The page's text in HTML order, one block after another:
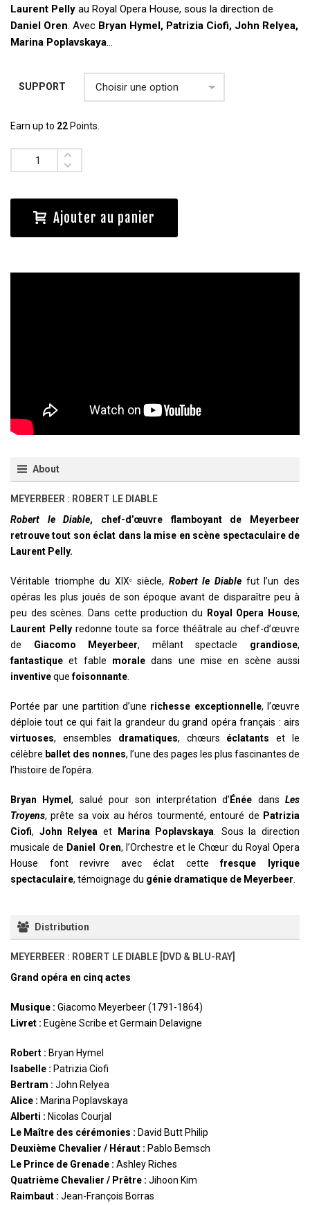
Laurent Pelly au Royal Opera House, sous la direction de
Daniel Oren. Avec Bryan Hymel, Patrizia Ciofi, John Relyea,
Marina Poplavskaya…
SUPPORT
Earn up to 22 Points.
Quantité
Ajouter au panier
About
MEYERBEER : ROBERT LE DIABLE
Robert le Diable, chef-d’œuvre flamboyant de Meyerbeer
retrouve tout son éclat dans la mise en scène spectaculaire de
Laurent Pelly.
Véritable triomphe du XIXᵉ siècle, Robert le Diablefut l’un des
opéras les plus joués de son époque avant de disparaître peu à
peu des scènes. Dans cette production du
Royal Opera House,
Laurent Pellyredonne toute sa force théâtrale au chef-d’œuvre
de Giacomo Meyerbeer, mêlant spectacle grandiose,
fantastique et fable morale dans une mise en scène aussi
inventivequefoisonnante
Portée par une partition d’une richesse exceptionnelle, l’œuvre
déploie tout ce qui fait la grandeur du grand opéra français : airs
virtuoses, ensembles dramatiques, chœurs éclatants et le
célèbre ballet des nonnes, l’une des pages les plus fascinantes de
l’histoire de l’opéra.
Bryan Hymel, salué pour son interprétation d’ Énée dans Les
Troyens, prête sa voix au héros tourmenté, entouré de Patrizia
Ciofi, John Relyea et Marina Poplavskaya . Sous la direction
musicale de Daniel Oren, l’Orchestre et le Chœur du Royal Opera
House font revivre avec éclat cettefresque lyrique
spectaculaire, témoignage du génie dramatique de Meyerbeer
Distribution
MEYERBEER : ROBERT LE DIABLE [DVD & BLU-RAY]
Grand opéra en cinq actes
Musique : Giacomo Meyerbeer (1791-1864)
Livret : Eugène Scribe et Germain Delavigne
Robert : Bryan Hymel
Isabelle : Patrizia Ciofi
Bertram : John Relyea
Alice : Marina Poplavskaya
Alberti : Nicolas Courjal
Le Maître des cérémonies : David Butt Philip
Deuxième Chevalier / Héraut : Pablo Bemsch
Le Prince de Grenade : Ashley Riches
Quatrième Chevalier / Prêtre : Jihoon Kim
Raimbaut : Jean-François Borras